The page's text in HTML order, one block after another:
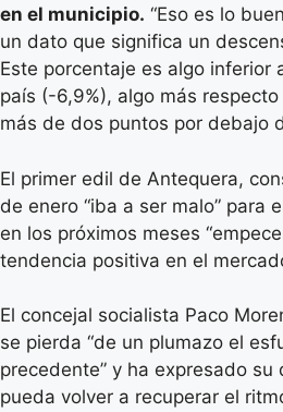
en el municipio. “Eso es lo
un dato que significa un
Este porcentaje es algo inferior
país (-6,9%), algo más
más de dos puntos por debajo
El primer edil de Antequera,
de enero “iba a ser malo” para
en los próximos meses
tendencia positiva en el
El concejal socialista Paco
se pierda “de un plumazo el
precedente” y ha expresado su
pueda volver a recuperar el